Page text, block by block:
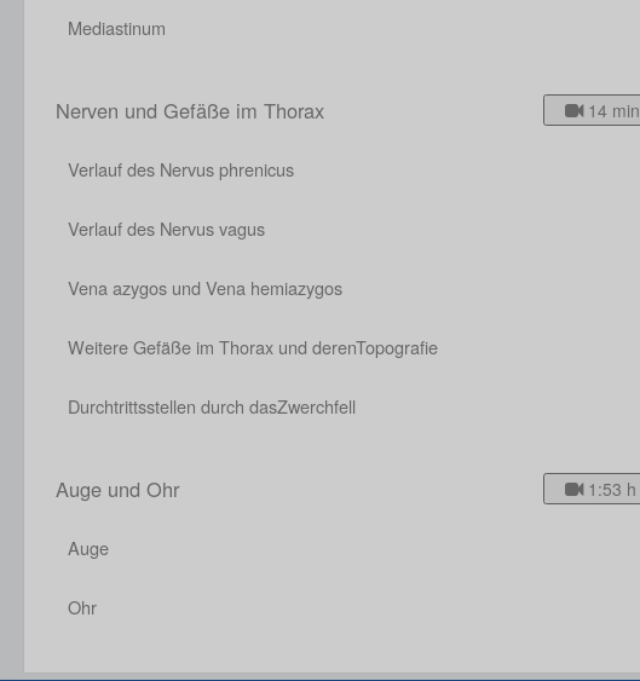
Mediastinum
Nerven und Gefäße im Thorax 14 min
Verlauf des Nervus phrenicus
Verlauf des Nervus vagus
Vena azygos und Vena hemiazygos
Weitere Gefäße im Thorax und derenTopografie
Durchtrittsstellen durch dasZwerchfell
Auge und Ohr 1:53 h
Auge
Ohr